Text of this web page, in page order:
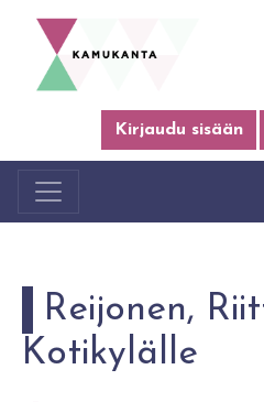
Kirjaudu sisään
Reijonen,
Kotikylälle